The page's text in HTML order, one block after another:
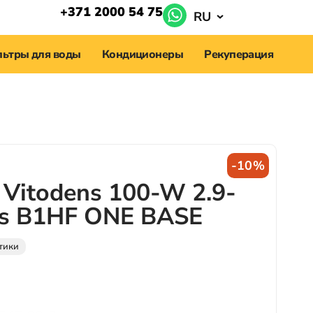
+371 2000 54 75 RU
для воды Кондиционеры Рекуперация
-10%
100-W 2.9-
B1HF ONE BASE